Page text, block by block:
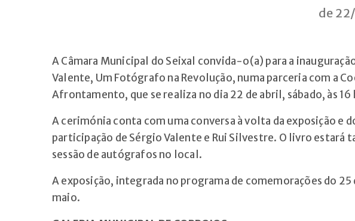
de
A Câmara Municipal do Seixal convida-o(a) para a
Valente, Um Fotógrafo na Revolução, numa parceria com a
Afrontamento, que se realiza no dia 22 de abril, sábado, às
A cerimónia conta com uma conversa à volta da exposição e
participação de Sérgio Valente e Rui Silvestre. O livro estará
sessão de autógrafos no local.
A exposição, integrada no programa de comemorações do
maio.